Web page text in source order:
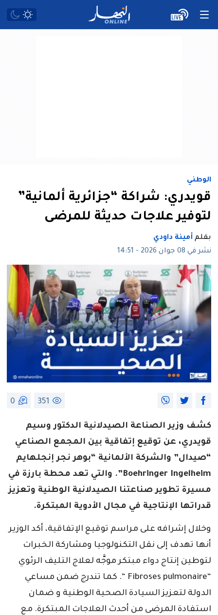
الوطني
قويدري: شراكة “جزائرية ألمانية”
لتوفير علاجات حديثة للمرضى
بقلم أمينة داودي
نشر في 08 جوان 2026 - 14:51
351
0
كشف وزير الصناعة الصيدلانية الدكتور وسيم
قويدري، عن توقيع إتفاقية بين المجمع الصناعي
“صيدال” والشركة الألمانية “بوهر نجر إنجلهايم
Boehringer Ingelheim”. والتي تعد محطة بارزة في
مسيرة تطوير صناعتنا الصيدلانية الوطنية وتعزيز
قدراتها الإنتاجية في مجال الأدوية المبتكرة.
وخلال إشرافه على مراسم توقيع الإتفاقية، أكد الوزير
أنها تهدف إلى نقل التكنولوجيا ومشاركة الخبرات
لتوطين إنتاج دواء مبتكر موجَّه لعلاج التليف الرئوي
“Fibroses pulmonaire “. كما تندرج ضمن مساعي
الدولة لتعزيز السيادة الصحية الوطنية و ضمان
استفادة المرضى من أحدث العلاجات المبتكرة. مع